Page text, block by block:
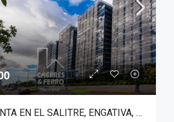
OFICINA EN VENTA EN EL SALITRE, ENGATIVA, BOGOTÁ, D.C